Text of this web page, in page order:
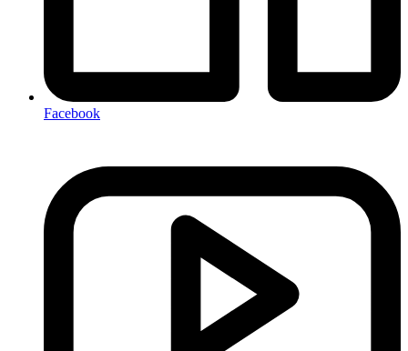
Facebook